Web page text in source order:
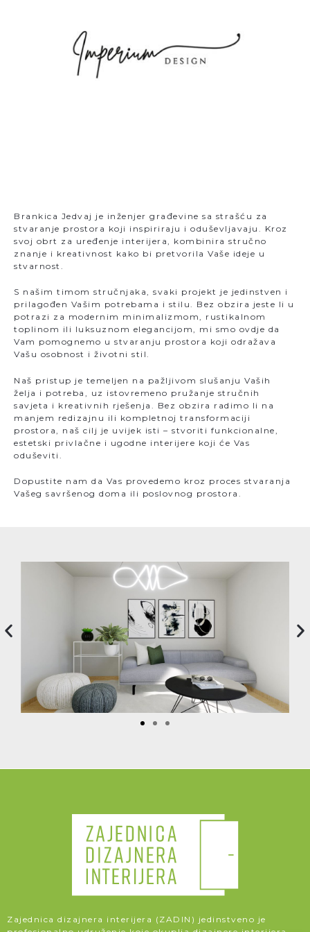
Brankica Jedvaj je inženjer građevine sa strašću za
stvaranje prostora koji inspiriraju i oduševljavaju. Kroz
svoj obrt za uređenje interijera, kombinira stručno
znanje i kreativnost kako bi pretvorila Vaše ideje u
stvarnost.
S našim timom stručnjaka, svaki projekt je jedinstven i
prilagođen Vašim potrebama i stilu. Bez obzira jeste li u
potrazi za modernim minimalizmom, rustikalnom
toplinom ili luksuznom elegancijom, mi smo ovdje da
Vam pomognemo u stvaranju prostora koji odražava
Vašu osobnost i životni stil.
Naš pristup je temeljen na pažljivom slušanju Vaših
želja i potreba, uz istovremeno pružanje stručnih
savjeta i kreativnih rješenja. Bez obzira radimo li na
manjem redizajnu ili kompletnoj transformaciji
prostora, naš cilj je uvijek isti – stvoriti funkcionalne,
estetski privlačne i ugodne interijere koji će Vas
oduševiti.
Dopustite nam da Vas provedemo kroz proces stvaranja
Vašeg savršenog doma ili poslovnog prostora.
Zajednica dizajnera interijera (ZADIN) jedinstveno je